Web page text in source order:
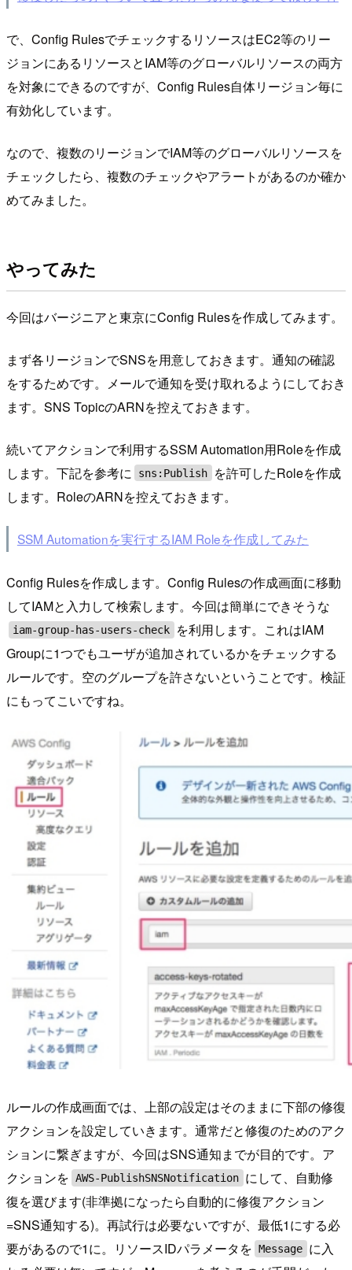
で、Config RulesでチェックするリソースはEC2等のリー
ジョンにあるリソースとIAM等のグローバルリソースの両方
を対象にできるのですが、Config Rules自体リージョン毎に
有効化しています。
なので、複数のリージョンでIAM等のグローバルリソースを
チェックしたら、複数のチェックやアラートがあるのか確か
めてみました。
やってみた
今回はバージニアと東京にConfig Rulesを作成してみます。
まず各リージョンでSNSを用意しておきます。通知の確認
をするためです。メールで通知を受け取れるようにしておき
ます。SNS TopicのARNを控えておきます。
続いてアクションで利用するSSM Automation用Roleを作成
します。下記を参考に
sns:Publish
を許可したRoleを作成
します。RoleのARNを控えておきます。
SSM Automationを実行するIAM Roleを作成してみた
Config Rulesを作成します。Config Rulesの作成画面に移動
してIAMと入力して検索します。今回は簡単にできそうな
iam-group-has-users-check
を利用します。これはIAM
Groupに1つでもユーザが追加されているかをチェックする
ルールです。空のグループを許さないということです。検証
にもってこいですね。
ルールの作成画面では、上部の設定はそのままに下部の修復
アクションを設定していきます。通常だと修復のためのアク
ションに繋ぎますが、今回はSNS通知までが目的です。ア
クションを AWS-PublishSNSNotification にして、自動修
復を選びます(非準拠になったら自動的に修復アクション
=SNS通知する)。再試行は必要ないですが、最低1にする必
要があるので1に。リソースIDパラメータを Message に入